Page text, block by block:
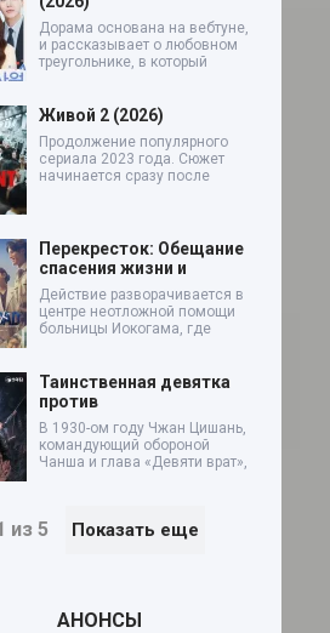
Медсестра
Дорама основана на вебтуне,
и рассказывает о любовном
треугольнике, в который
Живой 2 (2026)
Продолжение популярного
сериала 2023 года. Сюжет
начинается сразу после
Перекресток: Обещание
спасения жизни и
Действие разворачивается в
центре неотложной помощи
больницы Иокогама, где
Таинственная девятка
против
В 1930-ом году Чжан Цишань,
командующий обороной
Чанша и глава «Девяти врат»,
из 5 Показать еще
АНОНСЫ